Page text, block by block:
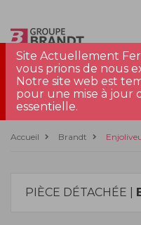
Site Actuellement
vous prions de nous
Notre site web est
pour une mise à jour
essentielle.
Accueil Brandt
PIÈCE DÉTACHÉE |